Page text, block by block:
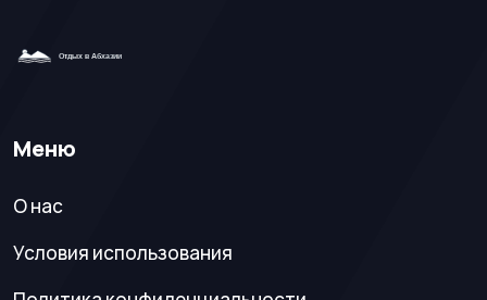
Меню
О нас
Условия использования